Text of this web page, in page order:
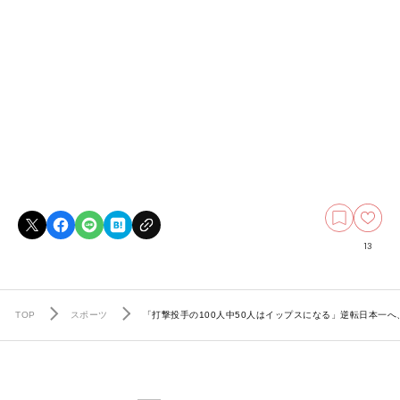
13
TOP スポーツ 「打撃投手の100人中50人はイップスになる」逆転日本一